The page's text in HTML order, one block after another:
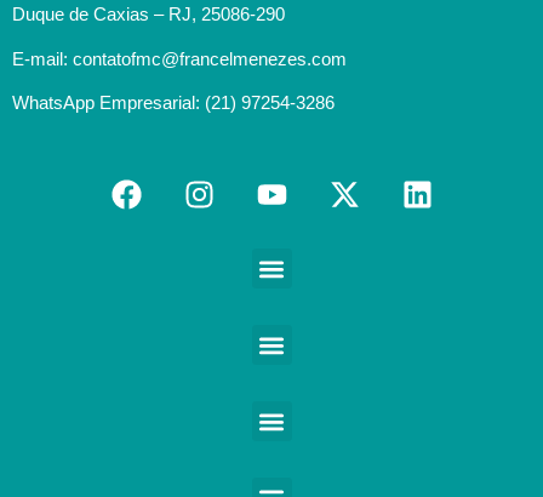
Duque de Caxias – RJ, 25086-290
E-mail: contatofmc@francelmenezes.com
WhatsApp Empresarial: (21) 97254-3286